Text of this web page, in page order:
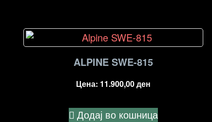
ALPINE SWE-815
Цена: 11.900,00ден
Додај во кошница